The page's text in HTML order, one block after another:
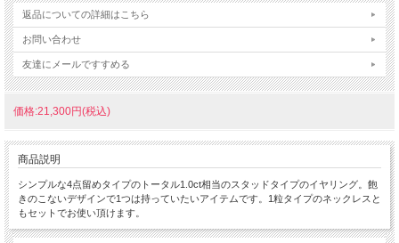
返品についての詳細はこちら
お問い合わせ
友達にメールですすめる
価格:21,300円(税込)
商品説明
シンプルな4点留めタイプのトータル1.0ct相当のスタッドタイプのイヤリング。飽
きのこないデザインで1つは持っていたいアイテムです。1粒タイプのネックレスと
もセットでお使い頂けます。